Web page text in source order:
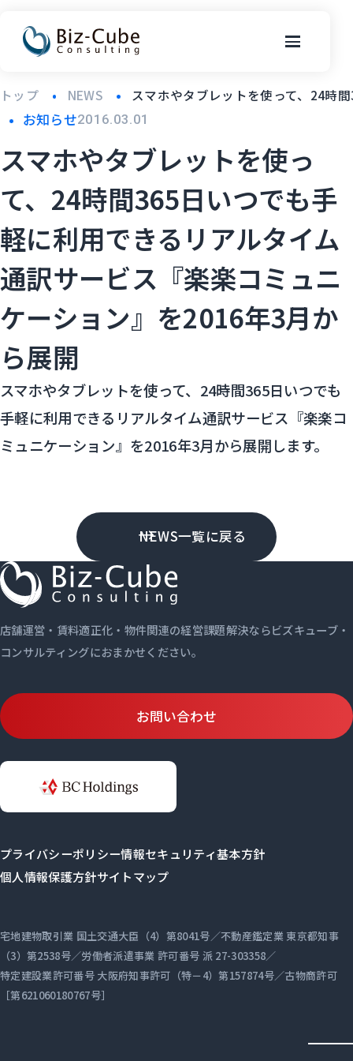
トップ NEWS スマホやタブレットを使って、24時
お知らせ2016.03.01
スマホやタブレットを使っ
て、24時間365日いつでも手
軽に利用できるリアルタイム
通訳サービス『楽楽コミュニ
ケーション』を2016年3月か
ら展開
スマホやタブレットを使って、24時間365日いつでも
手軽に利用できるリアルタイム通訳サービス『楽楽コ
ミュニケーション』を2016年3月から展開します。
NEWS一覧に戻る
店舗運営・賃料適正化・物件関連の経営課題解決ならビズキューブ・
コンサルティングにおまかせください。
お問い合わせ
プライバシーポリシー情報セキュリティ基本方針
個人情報保護方針サイトマップ
宅地建物取引業 国土交通大臣（4）第8041号／不動産鑑定業 東京都知事
（3）第2538号／労働者派遣事業 許可番号 派 27-303358／
特定建設業許可番号 大阪府知事許可（特－4）第157874号／古物商許可
［第621060180767号］